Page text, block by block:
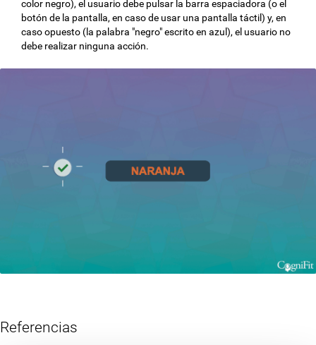
color negro), el usuario debe pulsar la barra espaciadora (o el
botón de la pantalla, en caso de usar una pantalla táctil) y, en
caso opuesto (la palabra "negro" escrito en azul), el usuario no
debe realizar ninguna acción.
Referencias